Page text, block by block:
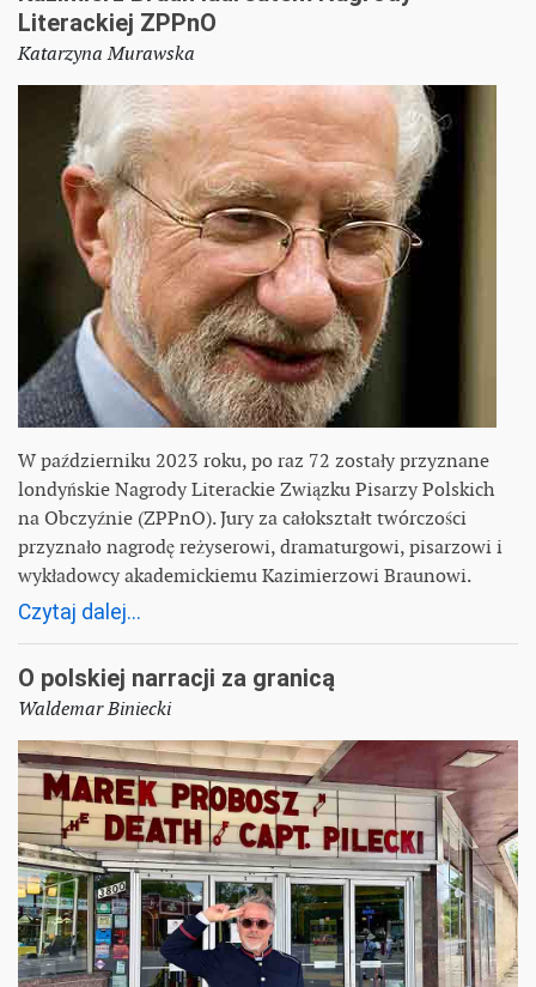
Literackiej ZPPnO
Katarzyna Murawska
W październiku 2023 roku, po raz 72 zostały przyznane
londyńskie Nagrody Literackie Związku Pisarzy Polskich
na Obczyźnie (ZPPnO). Jury za całokształt twórczości
przyznało nagrodę reżyserowi, dramaturgowi, pisarzowi i
wykładowcy akademickiemu Kazimierzowi Braunowi.
Czytaj dalej...
O polskiej narracji za granicą
Waldemar Biniecki